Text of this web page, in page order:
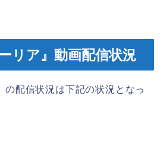
リア』動画配信状況
の配信状況は下記の状況となっ